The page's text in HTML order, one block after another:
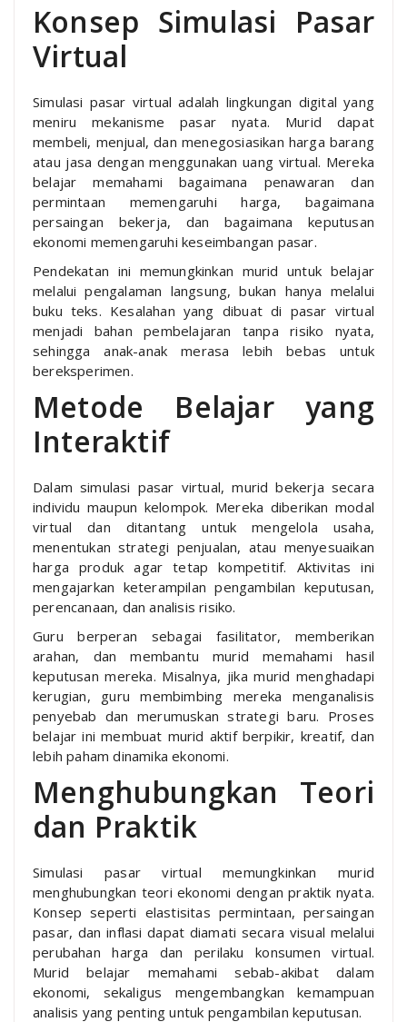
Konsep Simulasi Pasar
Virtual
Simulasi pasar virtual adalah lingkungan digital yang
meniru mekanisme pasar nyata. Murid dapat
membeli, menjual, dan menegosiasikan harga barang
atau jasa dengan menggunakan uang virtual. Mereka
belajar memahami bagaimana penawaran dan
permintaan memengaruhi harga, bagaimana
persaingan bekerja, dan bagaimana keputusan
ekonomi memengaruhi keseimbangan pasar.
Pendekatan ini memungkinkan murid untuk belajar
melalui pengalaman langsung, bukan hanya melalui
buku teks. Kesalahan yang dibuat di pasar virtual
menjadi bahan pembelajaran tanpa risiko nyata,
sehingga anak-anak merasa lebih bebas untuk
bereksperimen.
Metode Belajar yang
Interaktif
Dalam simulasi pasar virtual, murid bekerja secara
individu maupun kelompok. Mereka diberikan modal
virtual dan ditantang untuk mengelola usaha,
menentukan strategi penjualan, atau menyesuaikan
harga produk agar tetap kompetitif. Aktivitas ini
mengajarkan keterampilan pengambilan keputusan,
perencanaan, dan analisis risiko.
Guru berperan sebagai fasilitator, memberikan
arahan, dan membantu murid memahami hasil
keputusan mereka. Misalnya, jika murid menghadapi
kerugian, guru membimbing mereka menganalisis
penyebab dan merumuskan strategi baru. Proses
belajar ini membuat murid aktif berpikir, kreatif, dan
lebih paham dinamika ekonomi.
Menghubungkan Teori
dan Praktik
Simulasi pasar virtual memungkinkan murid
menghubungkan teori ekonomi dengan praktik nyata.
Konsep seperti elastisitas permintaan, persaingan
pasar, dan inflasi dapat diamati secara visual melalui
perubahan harga dan perilaku konsumen virtual.
Murid belajar memahami sebab-akibat dalam
ekonomi, sekaligus mengembangkan kemampuan
analisis yang penting untuk pengambilan keputusan.